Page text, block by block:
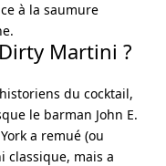
à la saumure
Martini ?
du cocktail,
le barman John E.
a remué (ou
classique, mais a